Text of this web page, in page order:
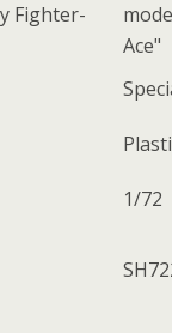
Fighter-
Ace"
1/72